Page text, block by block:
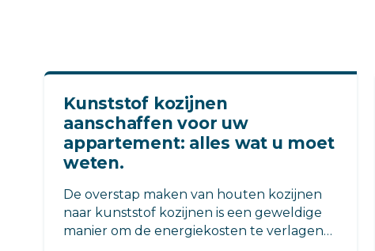
Kunststof kozijnen
aanschaffen voor uw
appartement: alles wat u moet
weten.
De overstap maken van houten kozijnen
naar kunststof kozijnen is een geweldige
manier om de energiekosten te verlagen